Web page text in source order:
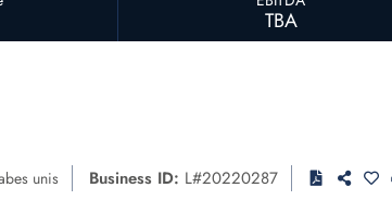
TBA
unis Business ID: L#20220287